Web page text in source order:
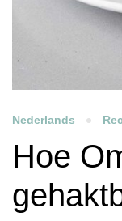
Nederlands
Hoe